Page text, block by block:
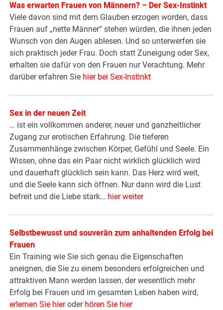
Was erwarten Frauen von Männern? – Der Sex-Instinkt
Viele davon sind mit dem Glauben erzogen worden, dass
Frauen auf „nette Männer“ stehen würden, die ihnen jeden
Wunsch von den Augen ablesen. Und so unterwerfen sie
sich praktisch jeder Frau. Doch statt Zuneigung oder Sex,
erhalten sie dafür von den Frauen nur Verachtung. Mehr
darüber erfahren Sie hier bei Sex-Instinkt
Sex in der neuen Zeit
… ist ein vollkommen anderer, neuer und ganzheitlicher
Zugang zur erotischen Erfahrung. Die tieferen
Zusammenhänge zwischen Körper, Gefühl und Seele. Ein
Wissen, ohne das ein Paar nicht wirklich glücklich wird
und dauerhaft glücklich sein kann. Das Herz wird weit,
und die Seele kann sich öffnen. Nur dann wird die Lust
befreit und die Liebe stark… hier weiter
Selbstbewusst und souverän zum anhaltenden Erfolg bei
Frauen
Ein Training wie Sie sich genau die Eigenschaften
aneignen, die Sie zu einem besonders erfolgreichen und
attraktiven Mann werden lassen, der wesentlich mehr
Erfolg bei Frauen und im gesamten Leben haben wird,
erlernen Sie hieroder hören Sie hier